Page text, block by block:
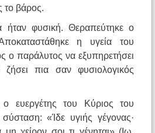
το βάρος.
ήταν φυσική. Θεραπεύτηκε ο
η υγεία του
ο παράλυτος να εξυπηρετήσει
πια σαν φυσιολογικός
ευεργέτης του Κύριος του
«Ίδε υγιής γέγονας·